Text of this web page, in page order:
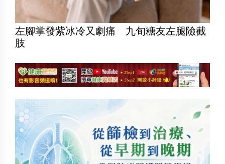
左腳掌發紫冰冷又劇痛 九旬糖友左腿險截
肢